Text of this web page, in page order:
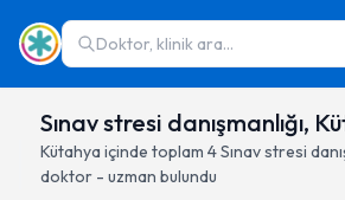
Doktor, klinik ara...
Sınav stresi danışmanlığı,
Kütahya içinde toplam 4Sınav stresi
doktor - uzman bulundu